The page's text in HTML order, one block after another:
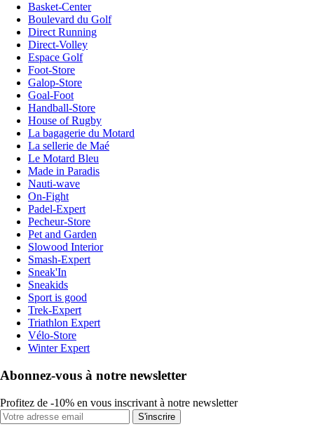
Basket-Center
Boulevard du Golf
Direct Running
Direct-Volley
Espace Golf
Foot-Store
Galop-Store
Goal-Foot
Handball-Store
House of Rugby
La bagagerie du Motard
La sellerie de Maé
Le Motard Bleu
Made in Paradis
Nauti-wave
On-Fight
Padel-Expert
Pecheur-Store
Pet and Garden
Slowood Interior
Smash-Expert
Sneak'In
Sneakids
Sport is good
Trek-Expert
Triathlon Expert
Vélo-Store
Winter Expert
Abonnez-vous à notre newsletter
Profitez de -10% en vous inscrivant à notre newsletter
S'inscrire